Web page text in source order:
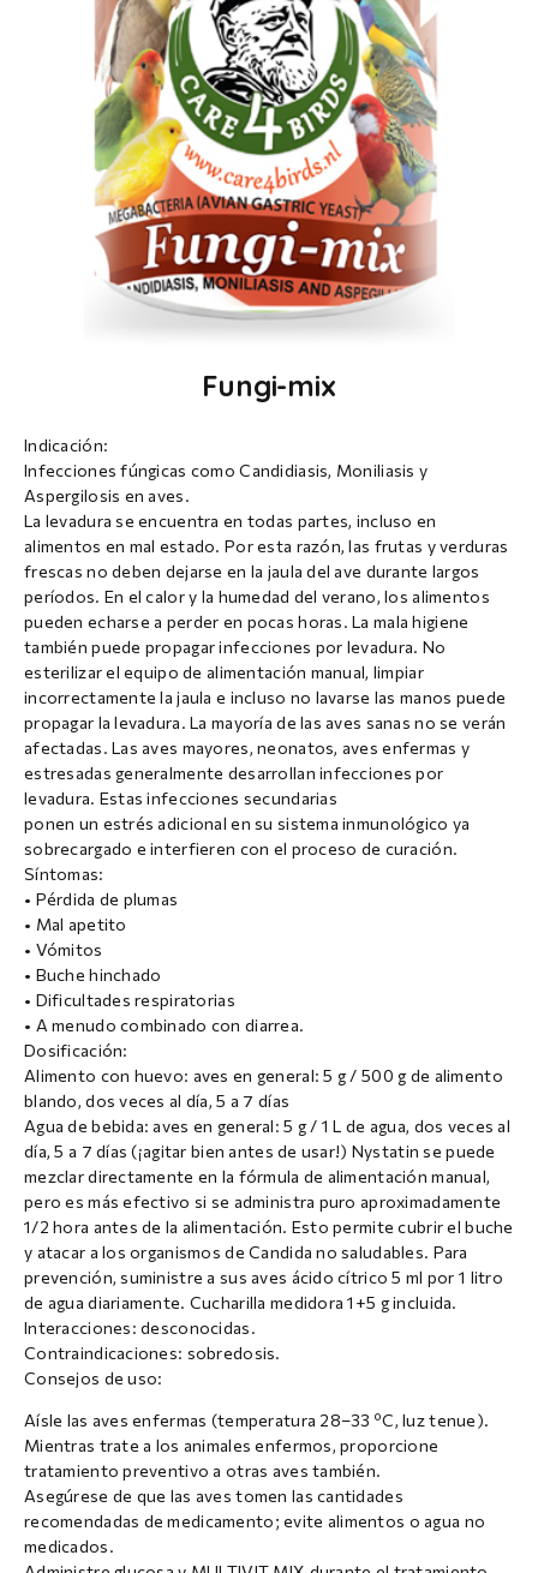
Fungi-mix
Indicación:
Infecciones fúngicas como Candidiasis, Moniliasis y
Aspergilosis en aves.
La levadura se encuentra en todas partes, incluso en
alimentos en mal estado. Por esta razón, las frutas y verduras
frescas no deben dejarse en la jaula del ave durante largos
períodos. En el calor y la humedad del verano, los alimentos
pueden echarse a perder en pocas horas. La mala higiene
también puede propagar infecciones por levadura. No
esterilizar el equipo de alimentación manual, limpiar
incorrectamente la jaula e incluso no lavarse las manos puede
propagar la levadura. La mayoría de las aves sanas no se verán
afectadas. Las aves mayores, neonatos, aves enfermas y
estresadas generalmente desarrollan infecciones por
levadura. Estas infecciones secundarias
ponen un estrés adicional en su sistema inmunológico ya
sobrecargado e interfieren con el proceso de curación.
Síntomas:
• Pérdida de plumas
• Mal apetito
• Vómitos
• Buche hinchado
• Dificultades respiratorias
• A menudo combinado con diarrea.
Dosificación:
Alimento con huevo: aves en general: 5 g / 500 g de alimento
blando, dos veces al día, 5 a 7 días
Agua de bebida: aves en general: 5 g / 1 L de agua, dos veces al
día, 5 a 7 días (¡agitar bien antes de usar!) Nystatin se puede
mezclar directamente en la fórmula de alimentación manual,
pero es más efectivo si se administra puro aproximadamente
1/2 hora antes de la alimentación. Esto permite cubrir el buche
y atacar a los organismos de Candida no saludables. Para
prevención, suministre a sus aves ácido cítrico 5 ml por 1 litro
de agua diariamente. Cucharilla medidora 1+5 g incluida.
Interacciones: desconocidas.
Contraindicaciones: sobredosis.
Consejos de uso:
Aísle las aves enfermas (temperatura 28–33 ºC, luz tenue).
Mientras trate a los animales enfermos, proporcione
tratamiento preventivo a otras aves también.
Asegúrese de que las aves tomen las cantidades
recomendadas de medicamento; evite alimentos o agua no
medicados.